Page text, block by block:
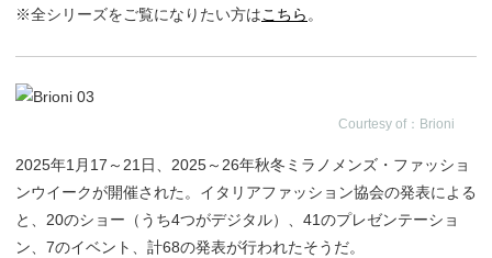
※全シリーズをご覧になりたい方はこちら。
Courtesy of：Brioni
2025年1月17～21日、2025～26年秋冬ミラノメンズ・ファッショ
ンウイークが開催された。イタリアファッション協会の発表による
と、20のショー（うち4つがデジタル）、41のプレゼンテーショ
ン、7のイベント、計68の発表が行われたそうだ。